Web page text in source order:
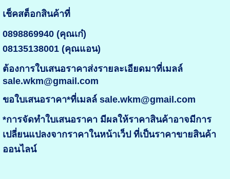
เช็คสต็อกสินค้าที่
0898869940 (คุณเก๋)
08135138001 (คุณแอน)
ต้องการใบเสนอราคาส่งรายละเอียดมาที่เมลล์
sale.wkm@gmail.com
ขอใบเสนอราคา*ที่เมลล์ sale.wkm@gmail.com
*การจัดทำใบเสนอราคา มีผลให้ราคาสินค้าอาจมีการ
เปลี่ยนแปลงจากราคาในหน้าเว็ป ที่เป็นราคาขายสินค้า
ออนไลน์